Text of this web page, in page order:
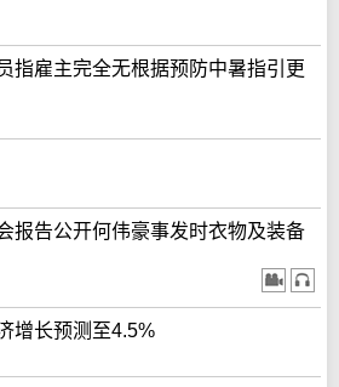
指雇主完全无根据预防中暑指引更
报告公开何伟豪事发时衣物及装备
增长预测至4.5%